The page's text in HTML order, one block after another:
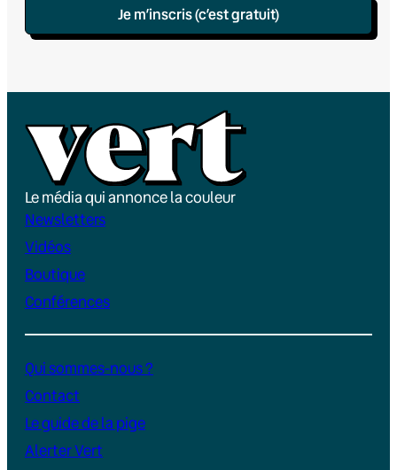
Je m’inscris (c’est gratuit)
Le média qui annonce la couleur
Newsletters
Vidéos
Boutique
Conférences
Qui sommes-nous ?
Contact
Le guide de la pige
Alerter Vert